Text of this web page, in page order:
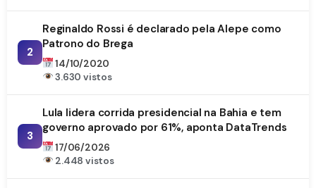
2
Reginaldo Rossi é declarado pela Alepe como
Patrono do Brega
14/10/2020
3.630 vistos
3
Lula lidera corrida presidencial na Bahia e tem
governo aprovado por 61%, aponta DataTrends
17/06/2026
2.448 vistos